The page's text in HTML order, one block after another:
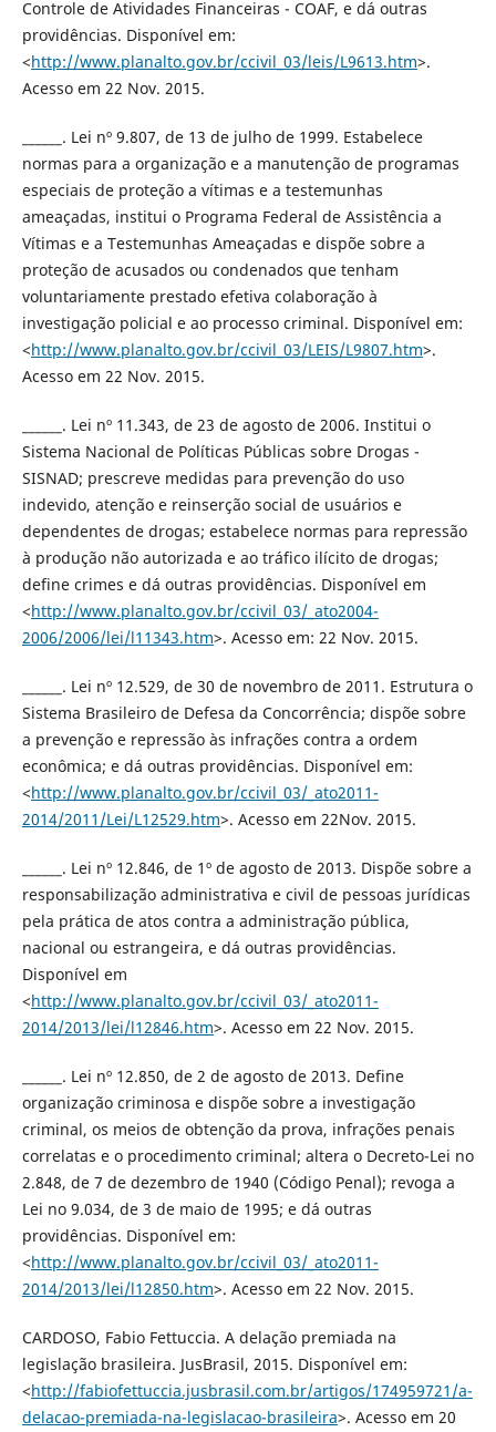
Controle de Atividades Financeiras - COAF, e dá outras
providências. Disponível em:
<http://www.planalto.gov.br/ccivil_03/leis/L9613.htm>.
Acesso em 22 Nov. 2015.
______. Lei nº 9.807, de 13 de julho de 1999. Estabelece
normas para a organização e a manutenção de programas
especiais de proteção a vítimas e a testemunhas
ameaçadas, institui o Programa Federal de Assistência a
Vítimas e a Testemunhas Ameaçadas e dispõe sobre a
proteção de acusados ou condenados que tenham
voluntariamente prestado efetiva colaboração à
investigação policial e ao processo criminal. Disponível em:
<http://www.planalto.gov.br/ccivil_03/LEIS/L9807.htm>.
Acesso em 22 Nov. 2015.
______. Lei nº 11.343, de 23 de agosto de 2006. Institui o
Sistema Nacional de Políticas Públicas sobre Drogas -
SISNAD; prescreve medidas para prevenção do uso
indevido, atenção e reinserção social de usuários e
dependentes de drogas; estabelece normas para repressão
à produção não autorizada e ao tráfico ilícito de drogas;
define crimes e dá outras providências. Disponível em
<http://www.planalto.gov.br/ccivil_03/_ato2004-
2006/2006/lei/l11343.htm>. Acesso em: 22 Nov. 2015.
______. Lei nº 12.529, de 30 de novembro de 2011. Estrutura o
Sistema Brasileiro de Defesa da Concorrência; dispõe sobre
a prevenção e repressão às infrações contra a ordem
econômica; e dá outras providências. Disponível em:
<http://www.planalto.gov.br/ccivil_03/_ato2011-
2014/2011/Lei/L12529.htm>. Acesso em 22Nov. 2015.
______. Lei nº 12.846, de 1º de agosto de 2013. Dispõe sobre a
responsabilização administrativa e civil de pessoas jurídicas
pela prática de atos contra a administração pública,
nacional ou estrangeira, e dá outras providências.
Disponível em
<http://www.planalto.gov.br/ccivil_03/_ato2011-
2014/2013/lei/l12846.htm>. Acesso em 22 Nov. 2015.
______. Lei nº 12.850, de 2 de agosto de 2013. Define
organização criminosa e dispõe sobre a investigação
criminal, os meios de obtenção da prova, infrações penais
correlatas e o procedimento criminal; altera o Decreto-Lei no
2.848, de 7 de dezembro de 1940 (Código Penal); revoga a
Lei no 9.034, de 3 de maio de 1995; e dá outras
providências. Disponível em:
<http://www.planalto.gov.br/ccivil_03/_ato2011-
2014/2013/lei/l12850.htm>. Acesso em 22 Nov. 2015.
CARDOSO, Fabio Fettuccia. A delação premiada na
legislação brasileira. JusBrasil, 2015. Disponível em:
<http://fabiofettuccia.jusbrasil.com.br/artigos/174959721/a-
delacao-premiada-na-legislacao-brasileira>. Acesso em 20